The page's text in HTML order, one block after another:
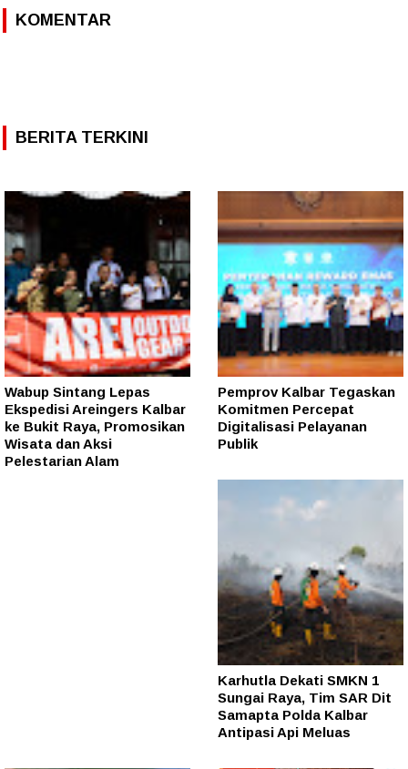
KOMENTAR
BERITA TERKINI
Wabup Sintang Lepas
Ekspedisi Areingers Kalbar
ke Bukit Raya, Promosikan
Wisata dan Aksi
Pelestarian Alam
Pemprov Kalbar Tegaskan
Komitmen Percepat
Digitalisasi Pelayanan
Publik
Karhutla Dekati SMKN 1
Sungai Raya, Tim SAR Dit
Samapta Polda Kalbar
Antipasi Api Meluas